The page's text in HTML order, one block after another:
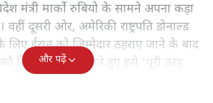
मंत्री मार्को रुबियो के सामने अपना कड़ा
वहीं दूसरी ओर, अमेरिकी राष्ट्रपति डोनाल्ड
लिए ईरान को जिम्मेदार ठहराए जाने के बाद
सिरे से खारिज करते हुए इसे 'पूरी तरह
और पढ़ें